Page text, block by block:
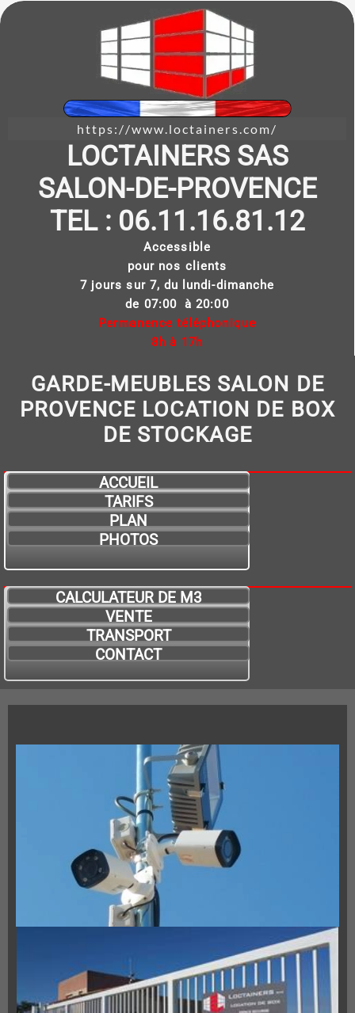
https://www.loctainers.com/
LOCTAINERS SAS
SALON-DE-PROVENCE
TEL : 06.11.16.81.12
Accessible
pour nos clients
7 jours sur 7, du lundi-dimanche
de 07:00 à 20:00
Permanence téléphonique
8h à 17h
GARDE-MEUBLES SALON DE
PROVENCE LOCATION DE BOX
DE STOCKAGE
ACCUEIL
TARIFS
PLAN
PHOTOS
CALCULATEUR DE M3
VENTE
TRANSPORT
CONTACT